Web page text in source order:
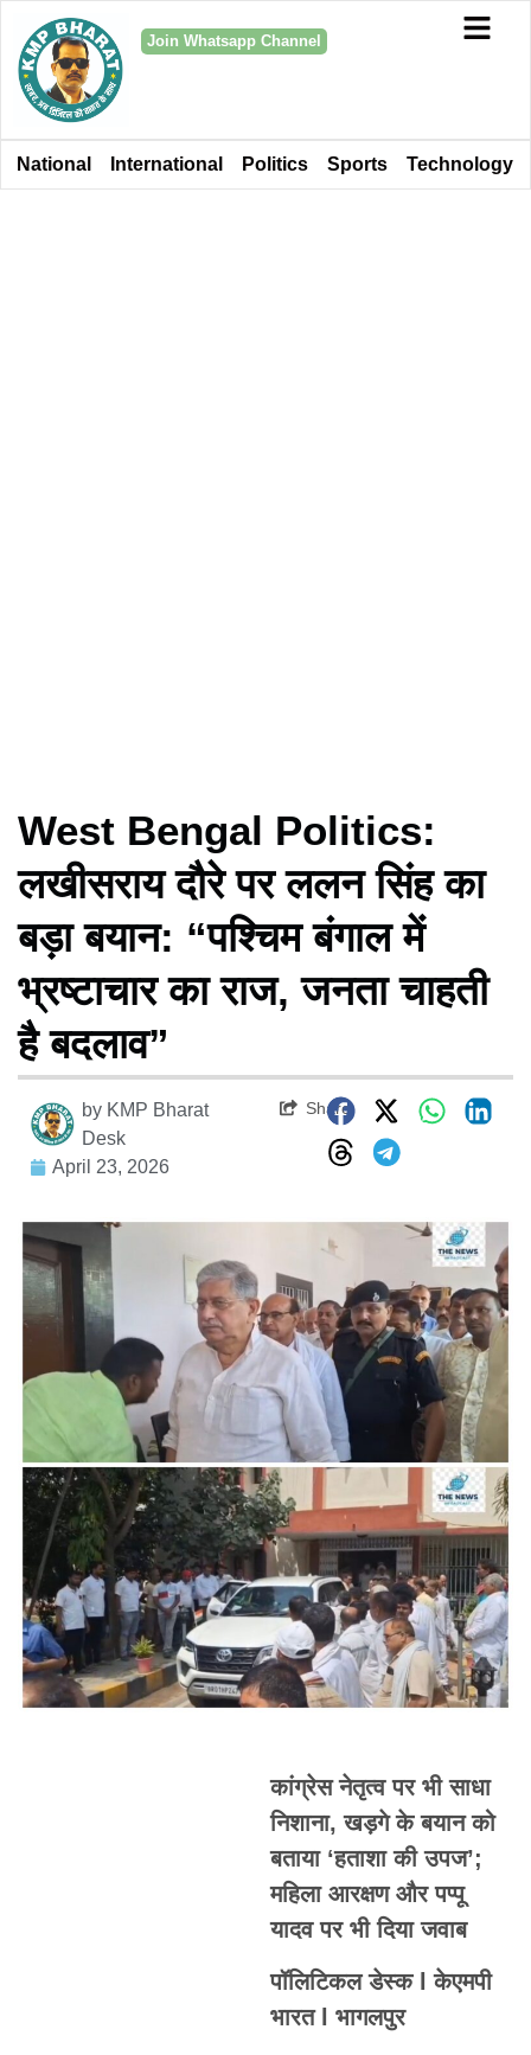
Join Whatsapp Channel
National International Politics Sports Technology
West Bengal Politics:
लखीसराय दौरे पर ललन सिंह का
बड़ा बयान: “पश्चिम बंगाल में
भ्रष्टाचार का राज, जनता चाहती
है बदलाव”
by KMP Bharat
Desk
April 23, 2026
Share
कांग्रेस नेतृत्व पर भी साधा
निशाना, खड़गे के बयान को
बताया ‘हताशा की उपज’;
महिला आरक्षण और पप्पू
यादव पर भी दिया जवाब
पॉलिटिकल डेस्क l केएमपी
भारत l भागलपुर